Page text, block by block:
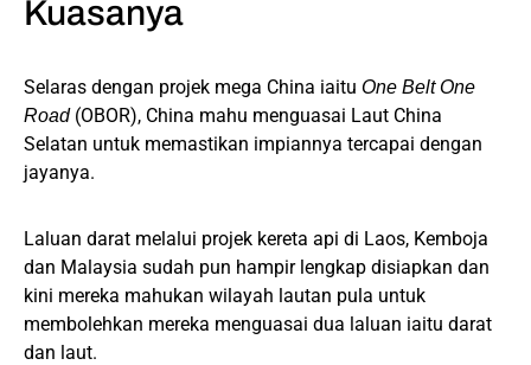
Kuasanya
Selaras dengan projek mega China iaitu One Belt One
Road(OBOR), China mahu menguasai Laut China
Selatan untuk memastikan impiannya tercapai dengan
jayanya.
Laluan darat melalui projek kereta api di Laos, Kemboja
dan Malaysia sudah pun hampir lengkap disiapkan dan
kini mereka mahukan wilayah lautan pula untuk
membolehkan mereka menguasai dua laluan iaitu darat
dan laut.